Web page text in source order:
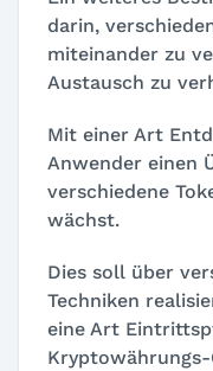
darin,
miteinander zu
Austausch zu
Mit einer Art
Anwender einen
verschiedene
wächst.
Dies soll über
Techniken
eine Art